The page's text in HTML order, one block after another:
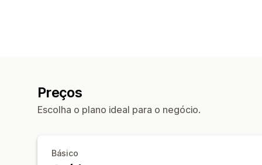
Preços
Escolha o plano ideal para o negócio.
Básico